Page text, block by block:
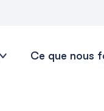
Ce que nous